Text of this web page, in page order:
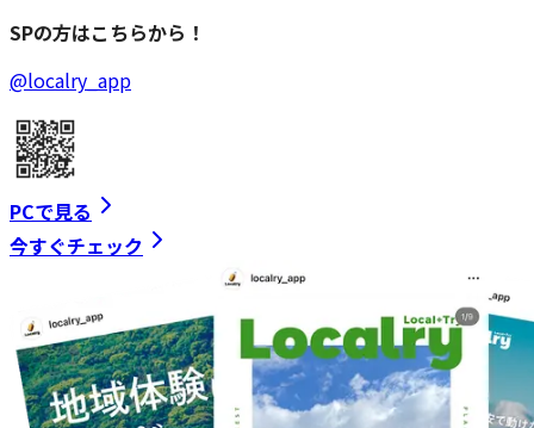
SPの方はこちらから！
@localry_app
PCで見る
今すぐチェック